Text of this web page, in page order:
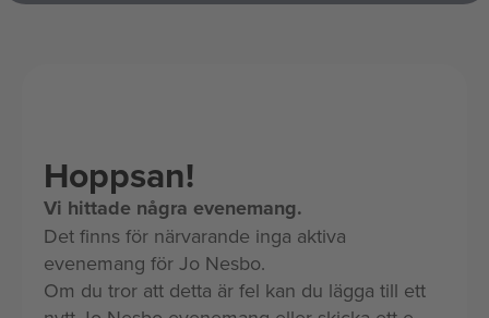
Hoppsan!
Vi hittade några evenemang.
Det finns för närvarande inga aktiva
evenemang för Jo Nesbo.
Om du tror att detta är fel kan du lägga till ett